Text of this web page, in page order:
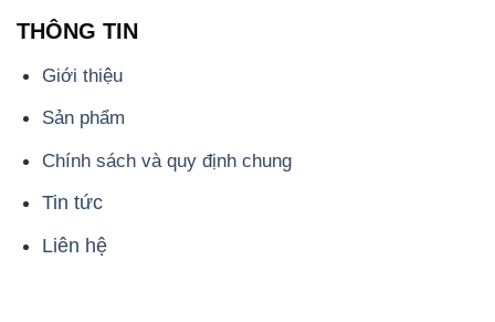
THÔNG TIN
Giới thiệu
Sản phẩm
Chính sách và quy định chung
Tin tức
Liên hệ